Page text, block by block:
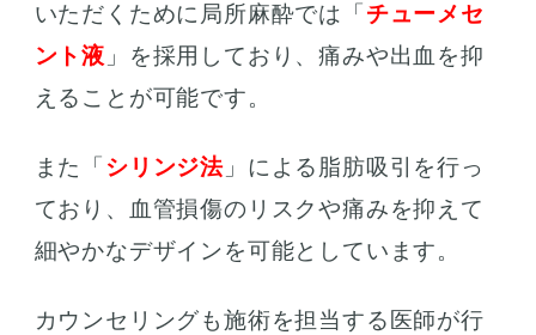
いただくために局所麻酔では「 チューメセ
ント液 」を採用しており、痛みや出血を抑
えることが可能です。
また「 シリンジ法 」による脂肪吸引を行っ
ており、血管損傷のリスクや痛みを抑えて
細やかなデザインを可能としています。
カウンセリングも施術を担当する医師が行